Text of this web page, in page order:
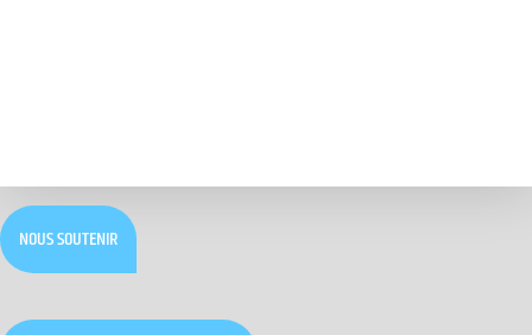
NOUS SOUTENIR